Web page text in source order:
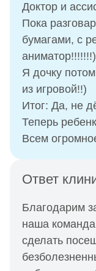
Доктор и
Пока
бумагами, с
Я дочку
из игровой!!)
Итог: Да, не
Теперь
Всем
Ответ
Благодарим
наша
сделать